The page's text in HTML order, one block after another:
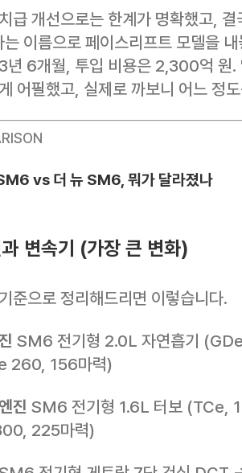
급 개선으로는 한계가 명확했고,
이름으로 페이스리프트 모델을
년 6개월, 투입 비용은 2,300억 원.
어필했고, 실제로 까보니 어느 정
vs 더 뉴 SM6, 뭐가 달라졌나
변속기 (가장 큰 변화)
준으로 정리해드리면 이렇습니다.
SM6 전기형 2.0L 자연흡기
260, 156마력)
진 SM6 전기형 1.6L 터보 (TCe,
225마력)